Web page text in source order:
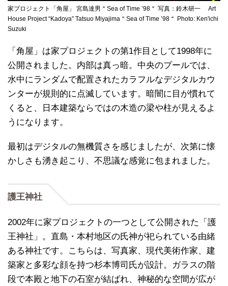
家プロジェクト「角屋」 宮島達男＂Sea of Time ’98＂ 写真：鈴木研一 Art
House Project “Kadoya” Tatsuo Miyajima＂Sea of Time ’98＂ Photo: Ken'ichi
Suzuki
「角屋」は家プロジェクトの第1作目として1998年に
公開されました。内部は真っ暗。中央のプールでは、
水中にランダムで配置されたカラフルなデジタルカウ
ンターが規則的に点滅しています。暗闇に目が慣れて
くると、日本建築ならではの木造の梁や柱が見えるよ
うになります。
最初はデジタルの無機質さを感じましたが、次第に懐
かしさも湧き起こり、不思議な感覚に包まれました。
護王神社
2002年に家プロジェクトの一つとして公開された「護
王神社」。直島・本村地区の氏神が祀られている由緒
ある神社です。こちらは、写真家、現代美術作家、建
築家と多彩な顔を持つ杉本博司氏が設計。ガラスの階
段で本殿と地下の石室が結ばれ、神秘的な空間が広が